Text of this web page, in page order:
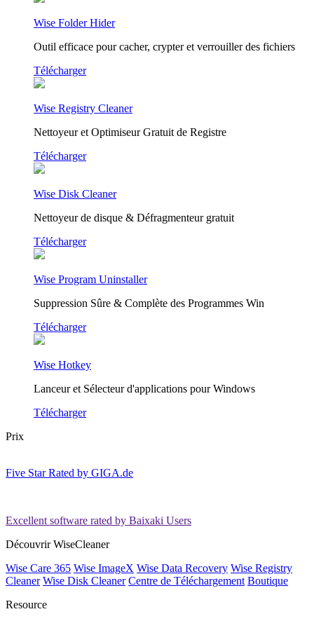
Wise Folder Hider
Outil efficace pour cacher, crypter et verrouiller des fichiers
Télécharger
Wise Registry Cleaner
Nettoyeur et Optimiseur Gratuit de Registre
Télécharger
Wise Disk Cleaner
Nettoyeur de disque & Défragmenteur gratuit
Télécharger
Wise Program Uninstaller
Suppression Sûre & Complète des Programmes Win
Télécharger
Wise Hotkey
Lanceur et Sélecteur d'applications pour Windows
Télécharger
Prix
Five Star Rated by GIGA.de
Excellent software rated by Baixaki Users
Découvrir WiseCleaner
Wise Care 365 Wise ImageX Wise Data Recovery Wise Registry
Cleaner Wise Disk Cleaner Centre de Téléchargement Boutique
Resource